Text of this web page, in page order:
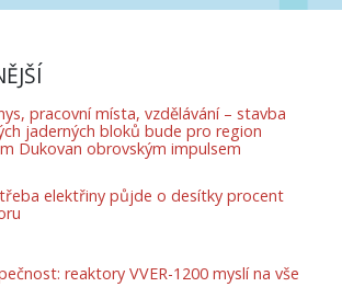
pracovní místa, vzdělávání – stavba
jaderných bloků bude pro region
Dukovan obrovským impulsem
elektřiny půjde o desítky procent
reaktory VVER-1200 myslí na vše